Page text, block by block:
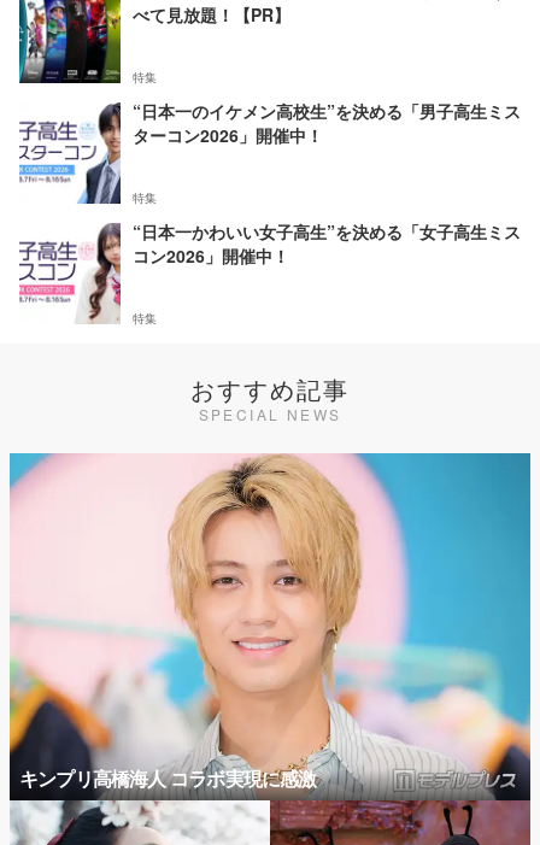
べて見放題！【PR】
特集
“日本一のイケメン高校生”を決める「男子高生ミス
ターコン2026」開催中！
特集
“日本一かわいい女子高生”を決める「女子高生ミス
コン2026」開催中！
特集
おすすめ記事
SPECIAL NEWS
キンプリ高橋海人 コラボ実現に感激